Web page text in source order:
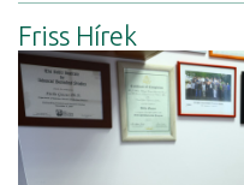
Friss Hírek